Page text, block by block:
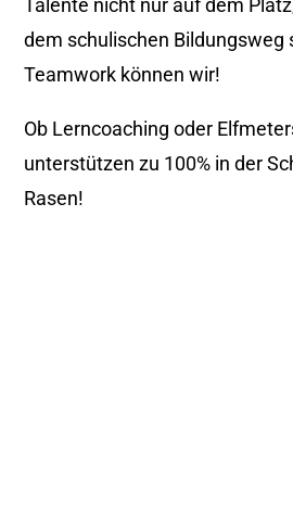
Talente nicht nur auf dem
dem schulischen Bildungsweg
Teamwork können wir!
Ob Lerncoaching oder
unterstützen zu 100% in der
Rasen!